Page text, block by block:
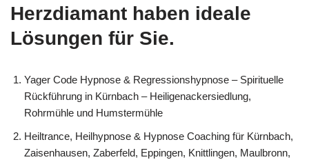
Herzdiamant haben ideale
Lösungen für Sie.
Yager Code Hypnose & Regressionshypnose – Spirituelle
Rückführung in Kürnbach – Heiligenackersiedlung,
Rohrmühle und Humstermühle
Heiltrance, Heilhypnose & Hypnose Coaching für Kürnbach,
Zaisenhausen, Zaberfeld, Eppingen, Knittlingen, Maulbronn,